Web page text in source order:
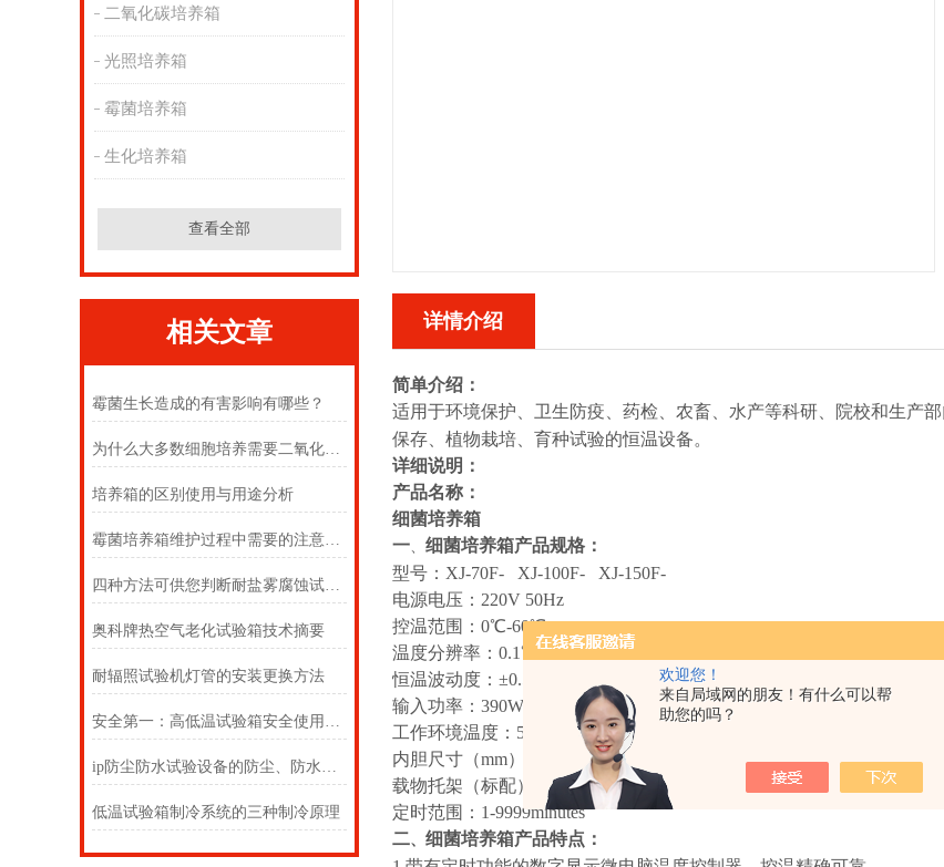
欢迎您！
来自局域网的朋友！有什么可以帮
助您的吗？
二氧化碳培养箱
光照培养箱
霉菌培养箱
生化培养箱
查看全部
相关文章
霉菌生长造成的有害影响有哪些？
为什么大多数细胞培养需要二氧化碳培养箱？
培养箱的区别使用与用途分析
霉菌培养箱维护过程中需要的注意事项
四种方法可供您判断耐盐雾腐蚀试验箱的测试结果
奥科牌热空气老化试验箱技术摘要
耐辐照试验机灯管的安装更换方法
安全第一：高低温试验箱安全使用要点
ip防尘防水试验设备的防尘、防水试验的目的
低温试验箱制冷系统的三种制冷原理
详情介绍
简单介绍：
适用于环境保护、卫生防疫、药检、农畜、水产等科研、院校和生产
保存、植物栽培、育种试验的恒温设备。
详细说明：
产品名称：
细菌培养箱
一、 细菌培养箱产品规格：
型号：XJ-70F- XJ-100F- XJ-150F-
电源电压：220V 50Hz
控温范围：0℃-60℃
温度分辨率：0.1℃
恒温波动度：±0.5℃
输入功率：390W 450W 520W
工作环境温度：5℃-35℃
内胆尺寸（mm）：450×320×500 450×380×590 480×390×780
载物托架（标配）：2块 2块 3块
定时范围：1-9999minutes
二、 细菌培养箱产品特点：